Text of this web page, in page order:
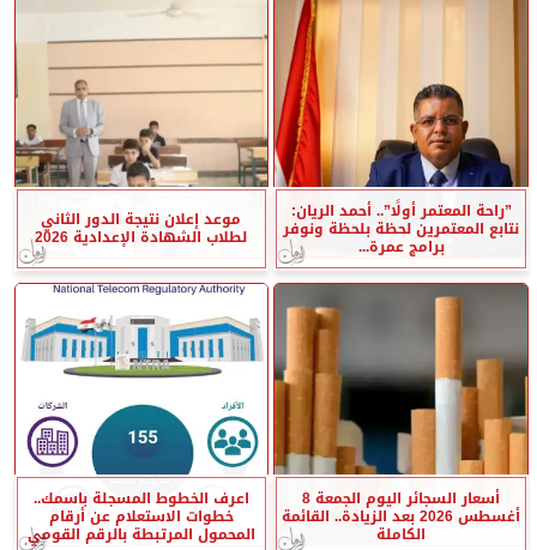
”راحة المعتمر أولًا”.. أحمد الريان:
نتابع المعتمرين لحظة بلحظة ونوفر
برامج عمرة...
موعد إعلان نتيجة الدور الثاني
لطلاب الشهادة الإعدادية 2026
أسعار السجائر اليوم الجمعة 8
أغسطس 2026 بعد الزيادة.. القائمة
الكاملة
اعرف الخطوط المسجلة باسمك..
خطوات الاستعلام عن أرقام
المحمول المرتبطة بالرقم القومي